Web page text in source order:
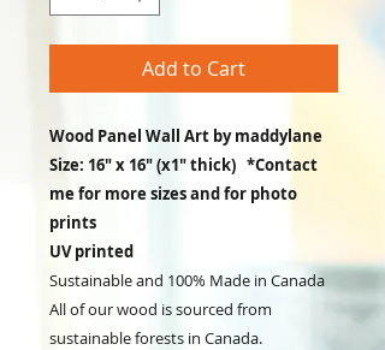
Add to Cart
Wood Panel Wall Art by maddylane
Size: 16" x 16" (x1" thick) *Contact
me for more sizes and for photo
prints
UV printed
Sustainable and 100% Made in Canada
All of our wood is sourced from
sustainable forests in Canada.